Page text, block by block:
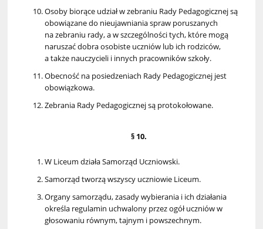
Osoby biorące udział w zebraniu Rady Pedagogicznej są
obowiązane do nieujawniania spraw poruszanych
na zebraniu rady, a w szczególności tych, które mogą
naruszać dobra osobiste uczniów lub ich rodziców,
a także nauczycieli i innych pracowników szkoły.
Obecność na posiedzeniach Rady Pedagogicznej jest
obowiązkowa.
Zebrania Rady Pedagogicznej są protokołowane.
§ 10.
W Liceum działa Samorząd Uczniowski.
Samorząd tworzą wszyscy uczniowie Liceum.
Organy samorządu, zasady wybierania i ich działania
określa regulamin uchwalony przez ogół uczniów w
głosowaniu równym, tajnym i powszechnym.